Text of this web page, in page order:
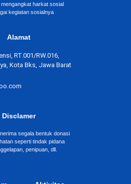
harkat sosial
kegiatan sosialnya
Alamat
RT.001/RW.016,
Kota Bks, Jawa Barat
Disclamer
segala bentuk donasi
seperti tindak pidana
penipuan, dll.